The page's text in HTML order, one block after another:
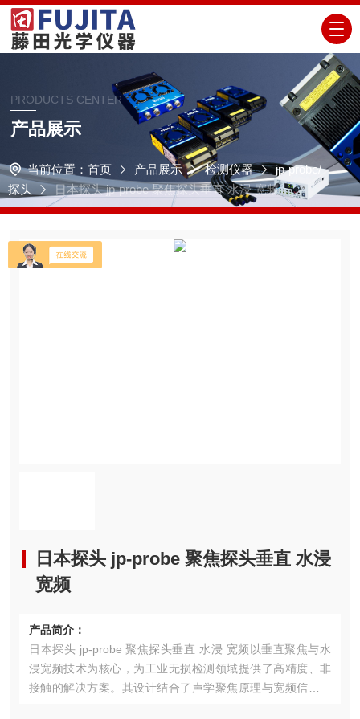
PRODUCTS CENTER
产品展示
当前位置： 首页 产品展示 检测仪器
jp-probe/
探头
日本探头 jp-probe 聚焦探头垂直 水浸 宽频
日本探头 jp-probe 聚焦探头垂直 水浸
宽频
产品简介：
日本探头 jp-probe 聚焦探头垂直 水浸 宽频以垂直聚焦与水
浸宽频技术为核心，为工业无损检测领域提供了高精度、非
接触的解决方案。其设计结合了声学聚焦原理与宽频信号处